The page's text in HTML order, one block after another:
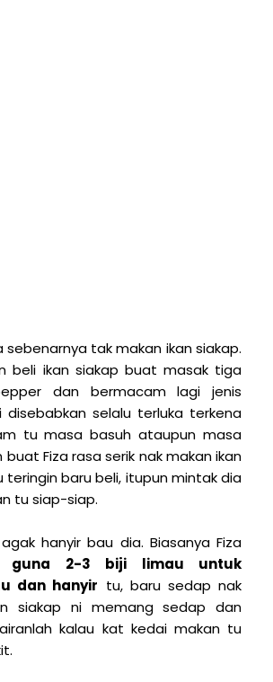
sebenarnya tak makan ikan siakap.
beli ikan siakap buat masak tiga
dan bermacam lagi jenis
disebabkan selalu terluka terkena
tu masa basuh ataupun masa
Fiza rasa serik nak makan ikan
teringin baru beli, itupun mintak dia
tu siap-siap.
hanyir bau dia. Biasanya Fiza
guna 2-3 biji limau untuk
dan hanyir tu, baru sedap nak
siakap ni memang sedap dan
kalau kat kedai makan tu